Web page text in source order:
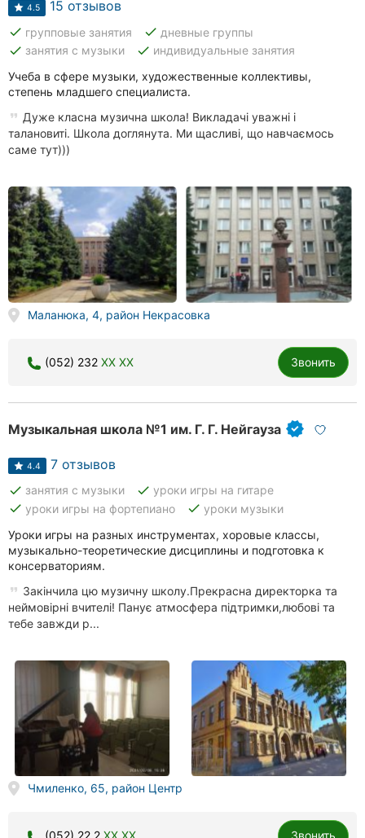
Ужгород
Карпаты
4.5 15 отзывов
done групповые занятия done дневные группы
done занятия с музыки done индивидуальные занятия
Учеба в сфере музыки, художественные коллективы,
степень младшего специалиста.
Дуже класна музична школа! Викладачі уважні і
талановиті. Школа доглянута. Ми щасливі, що навчаємось
саме тут)))
Маланюка, 4, район Некрасовка
(052) 232 XX XX Звонить
Музыкальная школа №1 им. Г. Г. Нейгауза
4.4 7 отзывов
done занятия с музыки done уроки игры на гитаре
done уроки игры на фортепиано done уроки музыки
Уроки игры на разных инструментах, хоровые классы,
музыкально-теоретические дисциплины и подготовка к
консерваториям.
Закінчила цю музичну школу.Прекрасна директорка та
неймовірні вчителі! Панує атмосфера підтримки,любові та
тебе завжди р...
Чмиленко, 65, район Центр